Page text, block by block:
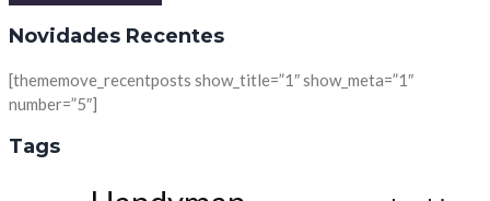
Novidades Recentes
[thememove_recentposts show_title=”1″ show_meta=”1″
number=”5″]
Tags